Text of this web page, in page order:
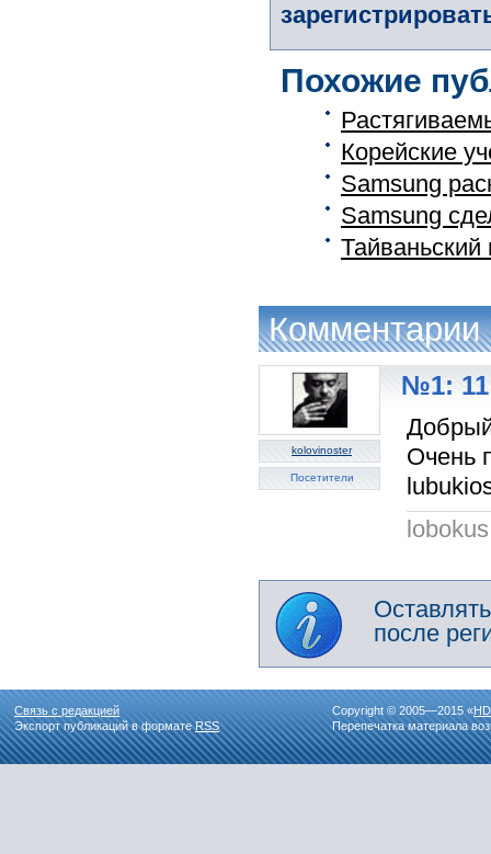
Похожие
Корейские
Samsung
Samsung
Тайваньский
Комментарии
kolovinoster
Посетители
№1: 11
Очень
после
Связь с редакцией
Экспорт публикаций в форматеRSS
Copyright © 2005—2015 «
Перепечатка материала